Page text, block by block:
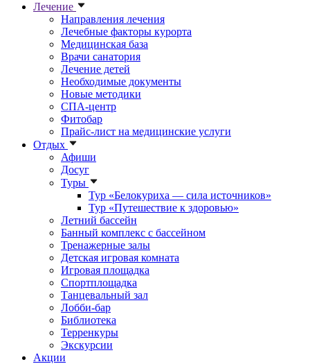
Лечение
Направления лечения
Лечебные факторы курорта
Медицинская база
Врачи санатория
Лечение детей
Необходимые документы
Новые методики
СПА-центр
Фитобар
Прайс-лист на медицинские услуги
Отдых
Афиши
Досуг
Туры
Тур «Белокуриха — сила источников»
Тур «Путешествие к здоровью»
Летний бассейн
Банный комплекс с бассейном
Тренажерные залы
Детская игровая комната
Игровая площадка
Спортплощадка
Танцевальный зал
Лобби-бар
Библиотека
Терренкуры
Экскурсии
Акции